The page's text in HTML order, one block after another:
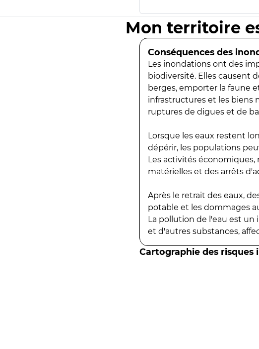
Mon territoire
Conséquences des
Les inondations ont des
biodiversité. Elles causent
berges, emporter la faune
infrastructures et les biens
ruptures de digues et de
Lorsque les eaux restent
dépérir, les populations
Les activités
matérielles et des arrêts
Après le retrait des eaux,
potable et les dommages
La pollution de l'eau est un
et d'autres substances,
Cartographie des